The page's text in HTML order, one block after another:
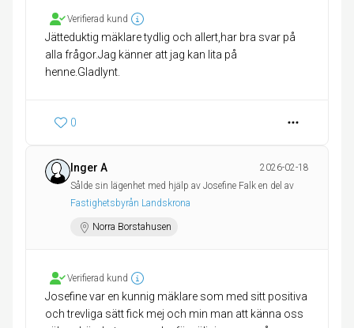
Verifierad kund
Jätteduktig mäklare tydlig och allert,har bra svar på
alla frågor.Jag känner att jag kan lita på
henne.Gladlynt.
0
Inger A
2026-02-18
Sålde sin lägenhet med hjälp av Josefine Falk en del av
Fastighetsbyrån Landskrona
Norra Borstahusen
Verifierad kund
Josefine var en kunnig mäklare som med sitt positiva
och trevliga sätt fick mej och min man att känna oss